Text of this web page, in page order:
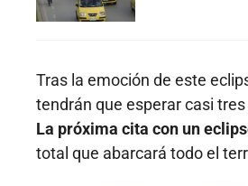
Tras la emoción de este
tendrán que esperar casi
La próxima cita con un
total que abarcará todo el